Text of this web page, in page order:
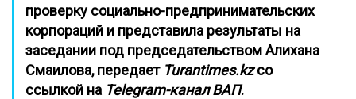
проверку социально-предпринимательских
корпораций и представила результаты на
заседании под председательством Алихана
Смаилова, передает Turantimes.kzсо
ссылкой на Telegram-каналВАП.